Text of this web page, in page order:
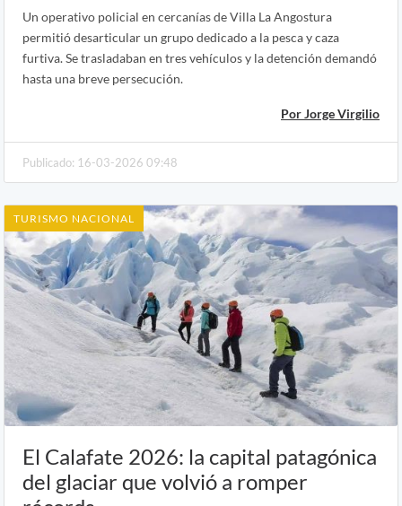
Un operativo policial en cercanías de Villa La Angostura
permitió desarticular un grupo dedicado a la pesca y caza
furtiva. Se trasladaban en tres vehículos y la detención demandó
hasta una breve persecución.
Por Jorge Virgilio
Publicado: 16-03-2026 09:48
TURISMO NACIONAL
El Calafate 2026: la capital patagónica
del glaciar que volvió a romper